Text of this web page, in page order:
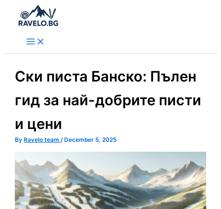
content
Ски писта Банско: Пълен
гид за най-добрите писти
и цени
ByRavelo team/December 5, 2025